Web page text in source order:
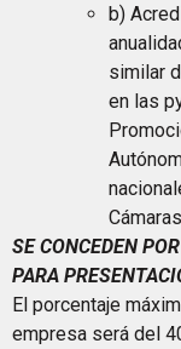
b)
similar
en las
SE CONCEDEN
PARA
El porcentaje
empresa será del